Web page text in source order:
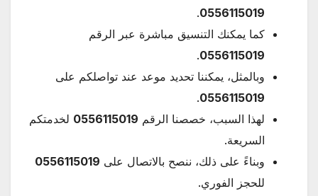
0556115019
.
كما يمكنك التنسيق مباشرة عبر الرقم
0556115019
.
وبالمثل، يمكننا تحديد موعد عند تواصلكم على
0556115019
.
لهذا السبب، خصصنا الرقم 0556115019 لخدمتكم
السريعة.
وبناءً على ذلك، ننصح بالاتصال على 0556115019
للحجز الفوري.